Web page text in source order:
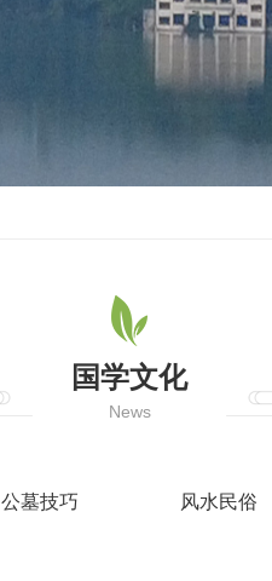
国学文化
News
公墓技巧 风水民俗